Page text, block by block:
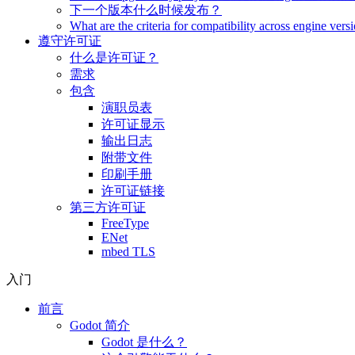
下一个版本什么时候发布？
What are the criteria for compatibility across engine
遵守许可证
什么是许可证？
需求
包含
演职员表
许可证显示
输出日志
附带文件
印刷手册
许可证链接
第三方许可证
FreeType
ENet
mbed TLS
入门
前言
Godot 简介
Godot 是什么？